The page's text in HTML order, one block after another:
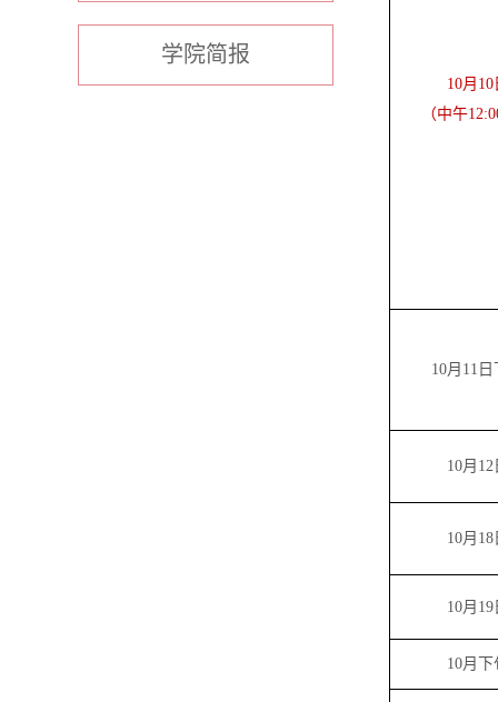
学院简报
10月 10
（中午
10月 11
10月 12
10月18
10月 19
10月下